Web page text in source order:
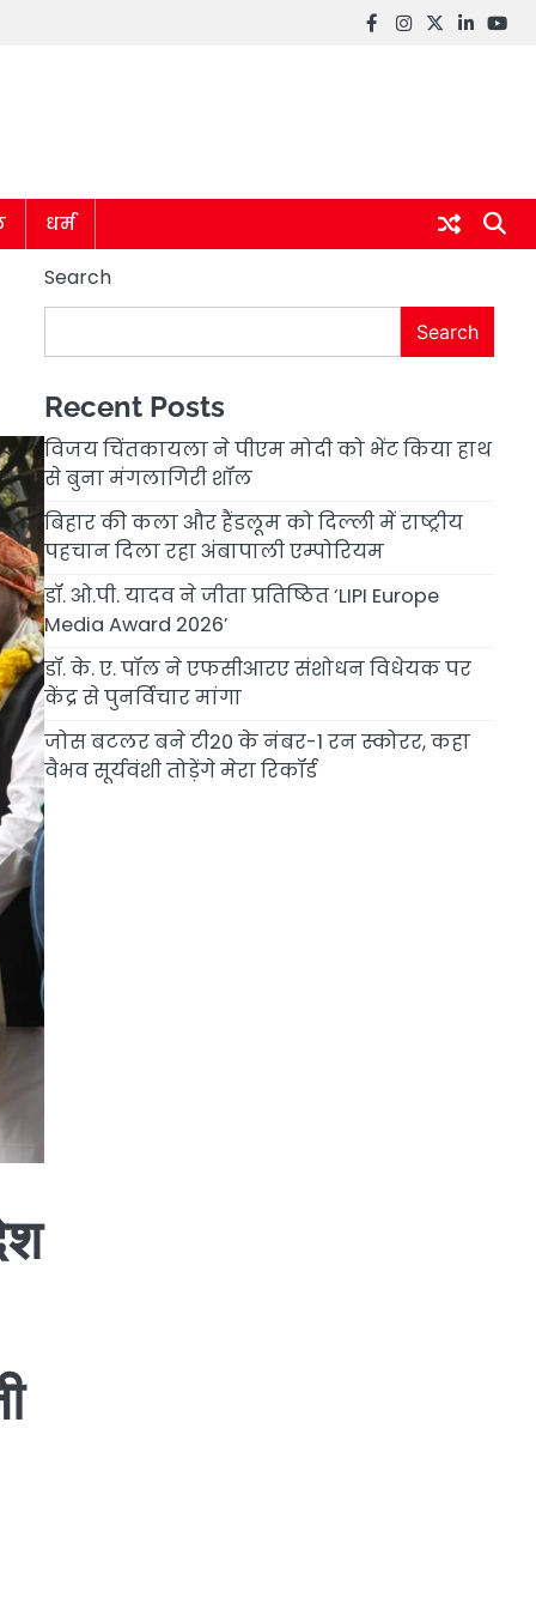
Facebook
instagram
twitter
linkedin
धर्म
Search
Search
Recent Posts
विजय चिंतकायला ने पीएम मोदी को भेंट किया हाथ
से बुना मंगलागिरी शॉल
बिहार की कला और हैंडलूम को दिल्ली में राष्ट्रीय
पहचान दिला रहा अंबापाली एम्पोरियम
डॉ. ओ.पी. यादव ने जीता प्रतिष्ठित ‘LIPI Europe
Media Award 2026’
डॉ. के. ए. पॉल ने एफसीआरए संशोधन विधेयक पर
केंद्र से पुनर्विचार मांगा
जोस बटलर बने टी20 के नंबर-1 रन स्कोरर, कहा
वैभव सूर्यवंशी तोड़ेंगे मेरा रिकॉर्ड